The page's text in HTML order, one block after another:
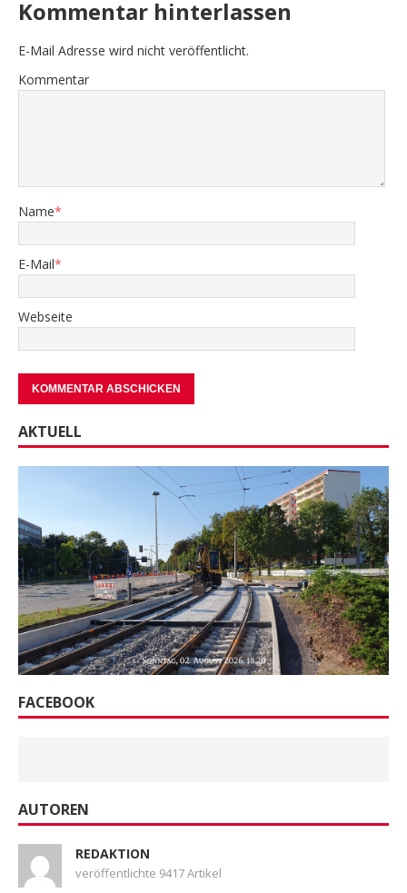
Kommentar hinterlassen
E-Mail Adresse wird nicht veröffentlicht.
Kommentar
Name*
E-Mail*
Webseite
AKTUELL
FACEBOOK
AUTOREN
REDAKTION
veröffentlichte 9417 Artikel